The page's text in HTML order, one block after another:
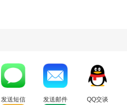
发送短信 发送邮件 QQ交谈